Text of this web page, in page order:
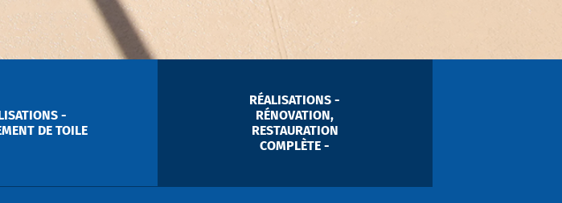
-
DE TOILE
RÉALISATIONS -
RÉNOVATION,
RESTAURATION
COMPLÈTE -